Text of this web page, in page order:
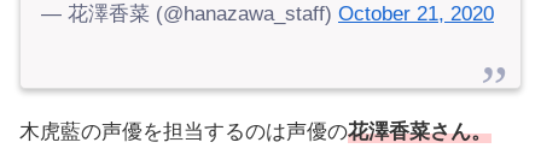
— 花澤香菜 (@hanazawa_staff) October 21, 2020
木虎藍の声優を担当するのは声優の花澤香菜さん。